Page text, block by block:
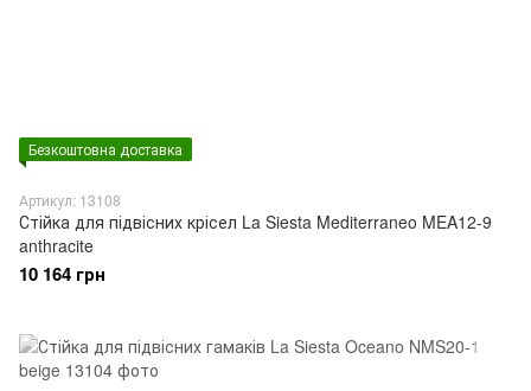
Безкоштовна доставка
Артикул: 13108
Стійка для підвісних крісел La Siesta Mediterraneo MEA12-9
anthracite
10 164 грн